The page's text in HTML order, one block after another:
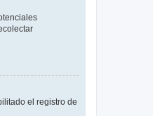
el registro de